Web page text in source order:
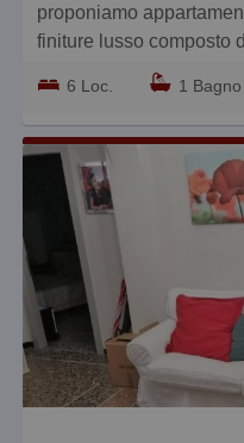
proponiamo
finiture lusso composto
angolo cottura, due
luminosissimo con vista
possibilità posto auto
chiuso con cancello
servizi - € 148.000
72.54.
6 Loc. 1 Bagno